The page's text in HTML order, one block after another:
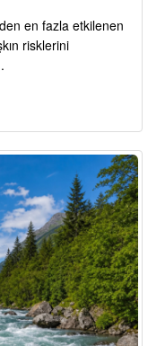
en fazla etkilenen
risklerini